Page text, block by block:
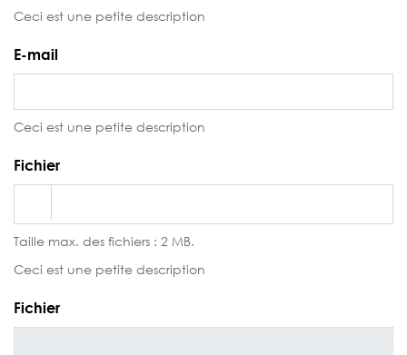
Ceci est une petite description
E-mail
Ceci est une petite description
Fichier
Taille max. des fichiers : 2 MB.
Ceci est une petite description
Fichier